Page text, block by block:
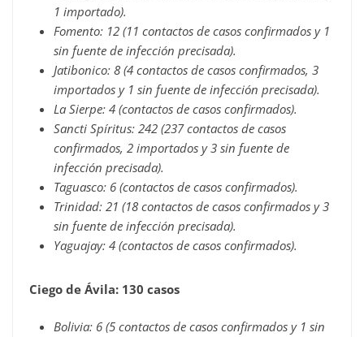
1 importado).
Fomento: 12 (11 contactos de casos confirmados y 1
sin fuente de infección precisada).
Jatibonico: 8 (4 contactos de casos confirmados, 3
importados y 1 sin fuente de infección precisada).
La Sierpe: 4 (contactos de casos confirmados).
Sancti Spíritus: 242 (237 contactos de casos
confirmados, 2 importados y 3 sin fuente de
infección precisada).
Taguasco: 6 (contactos de casos confirmados).
Trinidad: 21 (18 contactos de casos confirmados y 3
sin fuente de infección precisada).
Yaguajay: 4 (contactos de casos confirmados).
Ciego de Ávila: 130 casos
Bolivia: 6 (5 contactos de casos confirmados y 1 sin